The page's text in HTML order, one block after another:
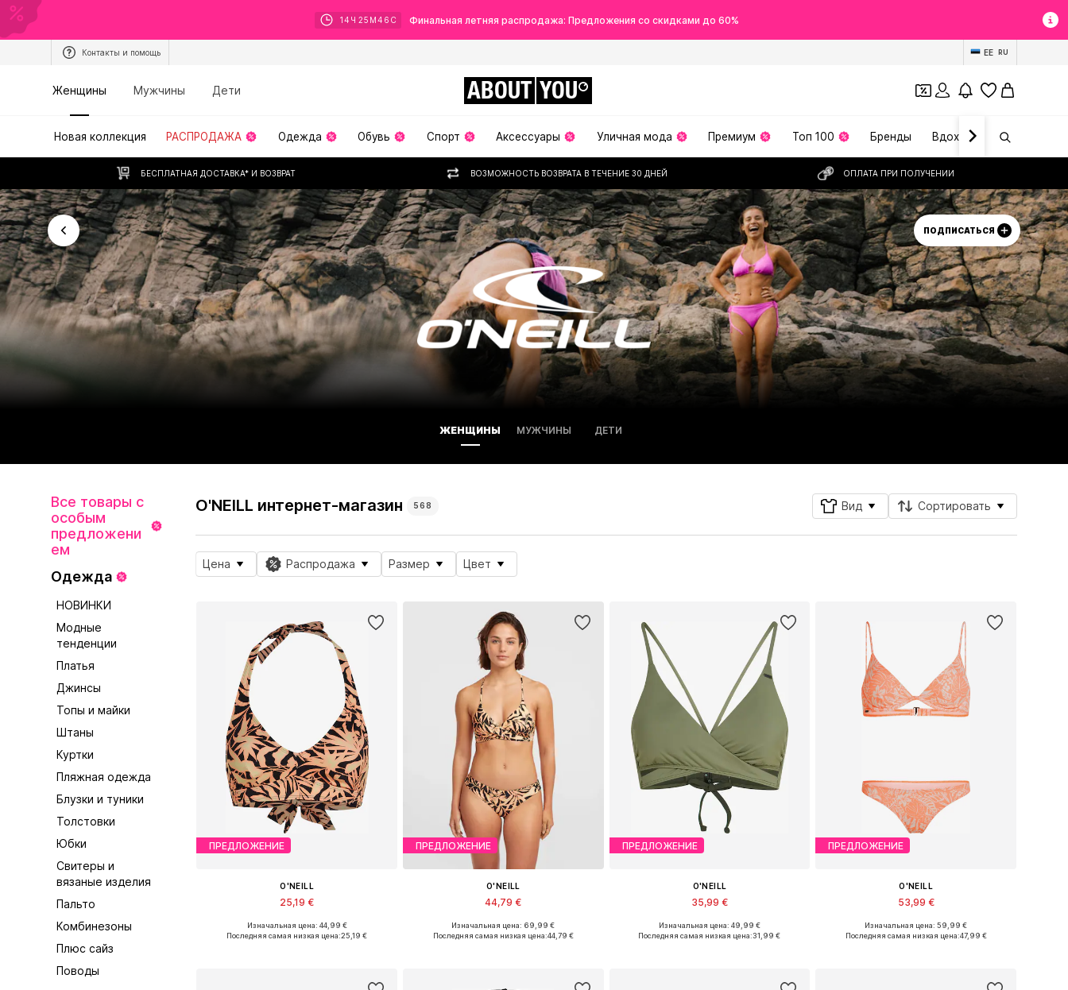
14 Ч 25 М44 С Финальная летняя распродажа: Предложения со скидками до 60%
Контакты и помощь EE RU
Женщины Мужчины Дети ABOUT YOU
Новая коллекция РАСПРОДАЖА Одежда Обувь Спорт Аксессуары Уличная мода Премиум Топ 100 Бренды Вдохновение
БЕСПЛАТНАЯ ДОСТАВКА* И ВОЗВРАТ ВОЗМОЖНОСТЬ ВОЗВРАТА В ТЕЧЕНИЕ 30 ДНЕЙ ОПЛАТА ПРИ ПОЛУЧЕНИИ
ПОДПИСАТЬСЯ
ЖЕНЩИНЫ МУЖЧИНЫ ДЕТИ
Все товары с
особым
предложени
ем
Одежда
НОВИНКИ
Модные
тенденции
Платья
Джинсы
Топы и майки
Штаны
Куртки
Пляжная одежда
Блузки и туники
Толстовки
Юбки
Свитеры и
вязаные изделия
Пальто
Комбинезоны
Плюс сайз
Поводы
O'NEILL интернет-магазин 568 Вид Сортировать
Цена Распродажа Размер Цвет
ПРЕДЛОЖЕНИЕ
O'NEILL
25,19 €
Доступные размеры: 70, 75, 75, 80, 80
Изначальная цена: 44,99 €
Последняя самая низкая цена:25,19 €
ПРЕДЛОЖЕНИЕ
O'NEILL
44,79 €
Доступные размеры: XS, S, M, L, XL, XXL
Изначальная цена: 69,99 €
Последняя самая низкая цена:44,79 €
ПРЕДЛОЖЕНИЕ
O'NEILL
35,99 €
Доступные размеры: 70, 75, 75, 80
Изначальная цена: 49,99 €
Последняя самая низкая цена:31,99 €
ПРЕДЛОЖЕНИЕ
O'NEILL
53,99 €
Доступные размеры: S, M, L, XL
Изначальная цена: 59,99 €
Последняя самая низкая цена:47,99 €